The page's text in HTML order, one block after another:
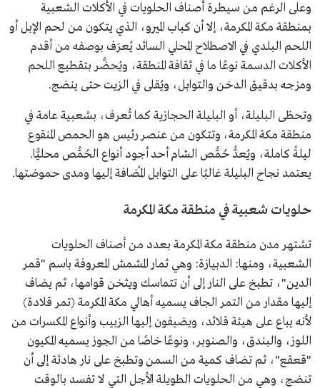
وعلى الرغم من سيطرة أصناف الحلويات في الأكلات الشعبية
بمنطقة مكة المكرمة، إلا أن كباب الميرو، الذي يتكون من لحم الإبل أو
اللحم البلدي في الاصطلاح المحلي السائد يُعرَف بوصفه من أقدم
الأكلات الدسمة نوعًا ما في ثقافة المنطقة، ويُحضَّر بتقطيع اللحم
ومزجه بدقيق الدخن والتوابل، ويُقلى في الزيت حتى ينضج.
وتحظى البليلة، أو البليلة الحجازية كما تُعرف، بشعبية عامة في
منطقة مكة المكرمة، وتتكون من عنصر رئيس هو الحمص المنقوع
ليلةً كاملة، ويُعدُّ حُمُّص الشام أحد أجود أنواع الحُمُّص محليًّا.
يعتمد نجاح البليلة غالبًا على التوابل المُضافة إليها ومدى حموضتها.
حلويات شعبية في منطقة مكة المكرمة
تشتهر مدن منطقة مكة المكرمة بعدد من أصناف الحلويات
الشعبية، ومنها: الدبيازة: وهي ثمار المشمش المعروفة باسم "قمر
الدين"، تطبخ على النار إلى أن تتماسك ويثخن قوامها، ثم يضاف
إليها مقدار من التمر الجاف يسميه أهالي مكة المكرمة (تمر قلادة)
لأنه يباع على هيئة قلائد، ويضيفون إليها الزبيب وأنواع المكسرات من
اللوز، والبندق، والصنوبر، ونوعًا خاصًا من الجوز يسميه المكيون
"قعقع"، ثم تضاف كمية من السمن وتطبخ على نار هادئة إلى أن
تنضج، وهي من الحلويات الطويلة الأجل التي لا تفسد بالوقت